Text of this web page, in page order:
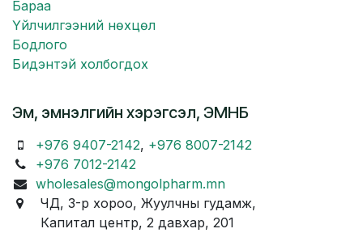
Бараа
Үйлчилгээний нөхцөл
Бодлого
Бидэнтэй холбогдох
Эм, эмнэлгийн хэрэгсэл, ЭМНБ
+976 9407-2142, +976 8007-2142
+976 7012-2142
wholesales@mongolpharm.mn
ЧД, 3-р хороо, Жуулчны гудамж,
Капитал центр, 2 давхар, 201